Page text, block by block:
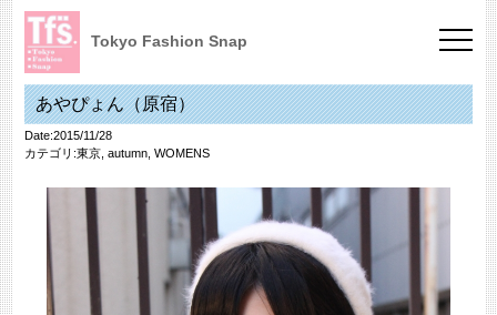
Tokyo Fashion Snap
あやぴょん（原宿）
Date:2015/11/28
カテゴリ:東京, autumn, WOMENS